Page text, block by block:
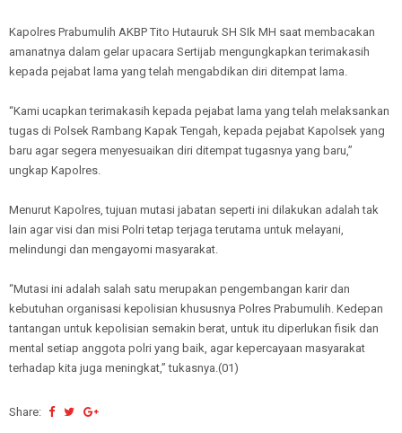
Kapolres Prabumulih AKBP Tito Hutauruk SH SIk MH saat membacakan
amanatnya dalam gelar upacara Sertijab mengungkapkan terimakasih
kepada pejabat lama yang telah mengabdikan diri ditempat lama.
“Kami ucapkan terimakasih kepada pejabat lama yang telah melaksankan
tugas di Polsek Rambang Kapak Tengah, kepada pejabat Kapolsek yang
baru agar segera menyesuaikan diri ditempat tugasnya yang baru,”
ungkap Kapolres.
Menurut Kapolres, tujuan mutasi jabatan seperti ini dilakukan adalah tak
lain agar visi dan misi Polri tetap terjaga terutama untuk melayani,
melindungi dan mengayomi masyarakat.
“Mutasi ini adalah salah satu merupakan pengembangan karir dan
kebutuhan organisasi kepolisian khususnya Polres Prabumulih. Kedepan
tantangan untuk kepolisian semakin berat, untuk itu diperlukan fisik dan
mental setiap anggota polri yang baik, agar kepercayaan masyarakat
terhadap kita juga meningkat,” tukasnya.(01)
Share: